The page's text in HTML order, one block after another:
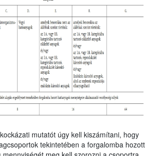
mutatót úgy kell kiszámítani, hogy
tekintetében a forgalomba hozott